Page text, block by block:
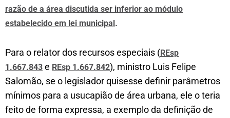
razão de a área discutida ser inferior ao módulo
estabelecido em lei municipal.
Para o relator dos recursos especiais (REsp
1.667.843 e REsp 1.667.842), ministro Luis Felipe
Salomão, se o legislador quisesse definir parâmetros
mínimos para a usucapião de área urbana, ele o teria
feito de forma expressa, a exemplo da definição de